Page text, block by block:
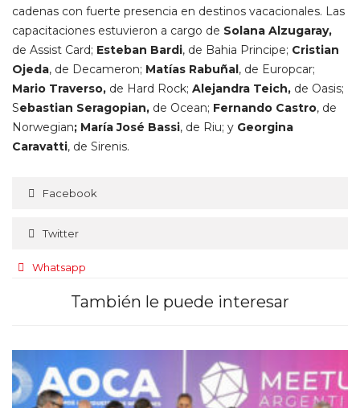
cadenas con fuerte presencia en destinos vacacionales. Las
capacitaciones estuvieron a cargo de Solana Alzugaray,
de Assist Card; Esteban Bardi, de Bahia Principe; Cristian
Ojeda, de Decameron; Matías Rabuñal, de Europcar;
Mario Traverso, de Hard Rock; Alejandra Teich, de Oasis;
Sebastian Seragopian, de Ocean; Fernando Castro, de
Norwegian; María José Bassi, de Riu; y Georgina
Caravatti, de Sirenis.
Facebook
Twitter
Whatsapp
También le puede interesar